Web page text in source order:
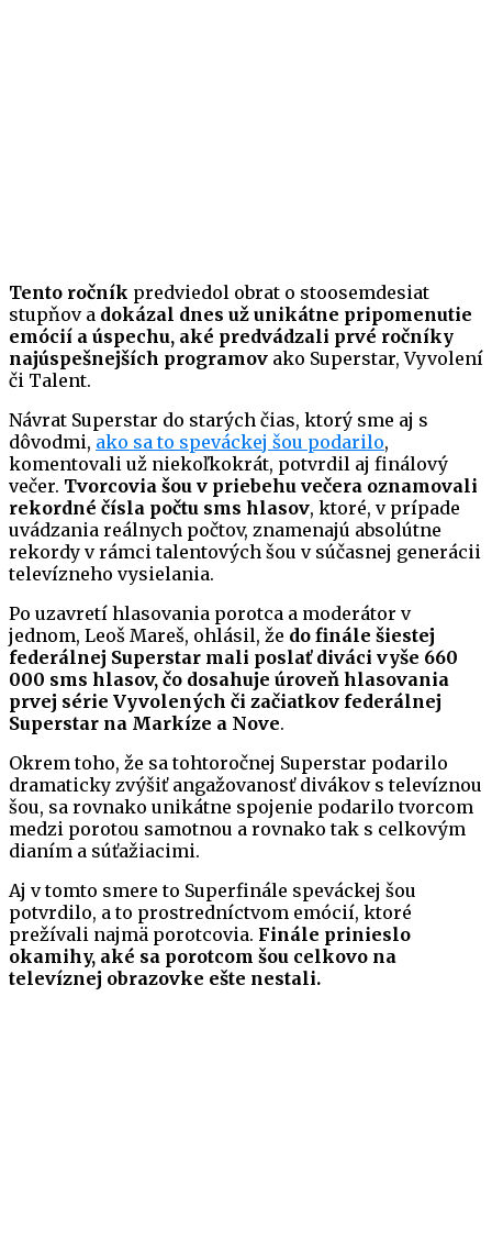
Tento ročník predviedol obrat o stoosemdesiat
stupňov a dokázal dnes už unikátne pripomenutie
emócií a úspechu, aké predvádzali prvé ročníky
najúspešnejších programov ako Superstar, Vyvolení
či Talent.
Návrat Superstar do starých čias, ktorý sme aj s
dôvodmi, ako sa to speváckej šou podarilo,
komentovali už niekoľkokrát, potvrdil aj finálový
večer. Tvorcovia šou v priebehu večera oznamovali
rekordné čísla počtu sms hlasov, ktoré, v prípade
uvádzania reálnych počtov, znamenajú absolútne
rekordy v rámci talentových šou v súčasnej generácii
televízneho vysielania.
Po uzavretí hlasovania porotca a moderátor v
jednom, Leoš Mareš, ohlásil, že do finále šiestej
federálnej Superstar mali poslať diváci vyše 660
000 sms hlasov, čo dosahuje úroveň hlasovania
prvej série Vyvolených či začiatkov federálnej
Superstar na Markíze a Nove.
Okrem toho, že sa tohtoročnej Superstar podarilo
dramaticky zvýšiť angažovanosť divákov s televíznou
šou, sa rovnako unikátne spojenie podarilo tvorcom
medzi porotou samotnou a rovnako tak s celkovým
dianím a súťažiacimi.
Aj v tomto smere to Superfinále speváckej šou
potvrdilo, a to prostredníctvom emócií, ktoré
prežívali najmä porotcovia. Finále prinieslo
okamihy, aké sa porotcom šou celkovo na
televíznej obrazovke ešte nestali.